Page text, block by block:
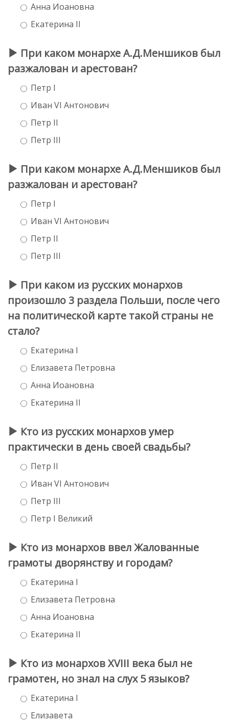
Анна Иоановна
Екатерина II
При каком монархе А.Д.Меншиков был
разжалован и арестован?
Петр I
Иван VI Антонович
Петр II
Петр III
При каком монархе А.Д.Меншиков был
разжалован и арестован?
Петр I
Иван VI Антонович
Петр II
Петр III
При каком из русских монархов
произошло 3 раздела Польши, после чего
на политической карте такой страны не
стало?
Екатерина I
Елизавета Петровна
Анна Иоановна
Екатерина II
Кто из русских монархов умер
практически в день своей свадьбы?
Петр II
Иван VI Антонович
Петр III
Петр I Великий
Кто из монархов ввел Жалованные
грамоты дворянству и городам?
Екатерина I
Елизавета Петровна
Анна Иоановна
Екатерина II
Кто из монархов XVIII века был не
грамотен, но знал на слух 5 языков?
Екатерина I
Елизавета